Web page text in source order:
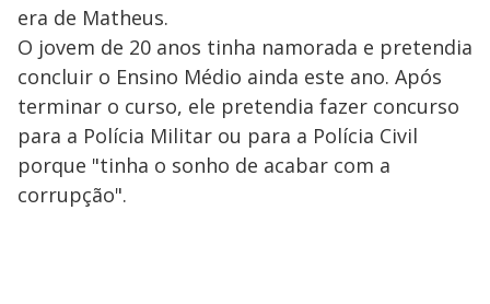
era de Matheus.
O jovem de 20 anos tinha namorada e pretendia
concluir o Ensino Médio ainda este ano. Após
terminar o curso, ele pretendia fazer concurso
para a Polícia Militar ou para a Polícia Civil
porque "tinha o sonho de acabar com a
corrupção".